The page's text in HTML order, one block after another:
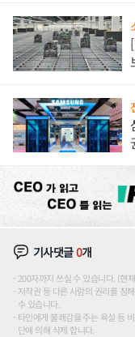
기사댓글0개
200자까지 쓰실 수 있습니다. (현
저작권 등 다른 사람의 권리를 침
수 있습니다.
타인에게 불쾌감을 주는 욕설 등
단에 의해 삭제 합니다.